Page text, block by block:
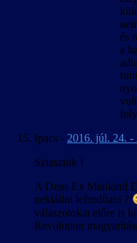
és
a
Ipacs - 2016. júl. 24. -
Sziasztok !
A Deus Ex Mankind
nekiállni lefordítani ?
válaszotokat előre is
Revolution